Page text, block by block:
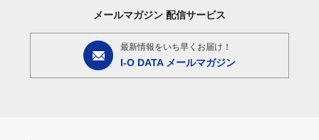
メールマガジン 配信サービス
最新情報をいち早くお届け！
I-O DATA メールマガジン